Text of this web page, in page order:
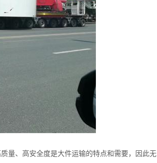
量、高安全度是大件运输的特点和需要，因此无